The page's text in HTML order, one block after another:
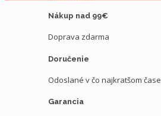
Nákup nad 99€
Doprava zdarma
Doručenie
Odoslané v čo najkratšom čase
Garancia